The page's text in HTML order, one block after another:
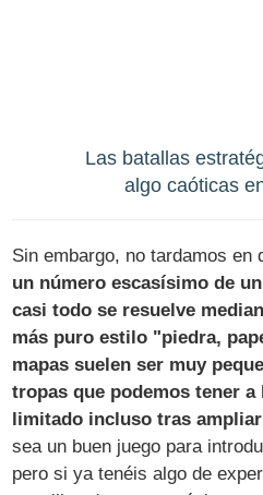
Las batallas
algo caóticas
Sin embargo, no tardamos en
un número escasísimo de
casi todo se resuelve
más puro estilo "piedra,
mapas suelen ser muy
tropas que podemos tener a
limitado incluso tras
sea un buen juego para
pero si ya tenéis algo de